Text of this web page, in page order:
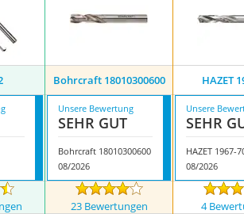
Bohrcraft 18010300600 HAZET
Unsere Bewertung
SEHR GUT
Bohrcraft 18010300600
08/2026
Unsere
SEHR
HAZET 1967-
08/2026
23 Bewertungen 4